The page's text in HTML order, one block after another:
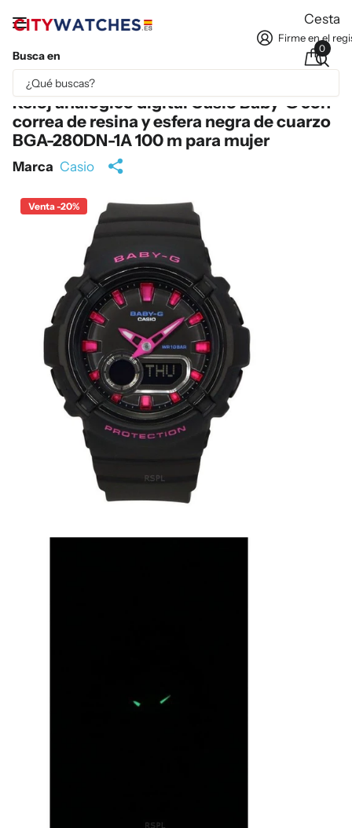
Busca en
Firme en el
Cesta
0
Parte del contenido se ha traducido automáticamente.
Reloj analógico digital Casio Baby-G con
correa de resina y esfera negra de cuarzo
BGA-280DN-1A 100 m para mujer
Marca Casio
Venta -20%